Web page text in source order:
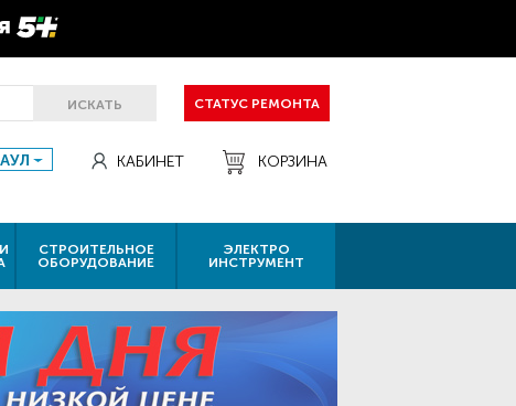
ИСКАТЬ СТАТУС РЕМОНТА
КАБИНЕТ КОРЗИНА
СТРОИТЕЛЬНОЕ
ОБОРУДОВАНИЕ
ЭЛЕКТРО
ИНСТРУМЕНТ